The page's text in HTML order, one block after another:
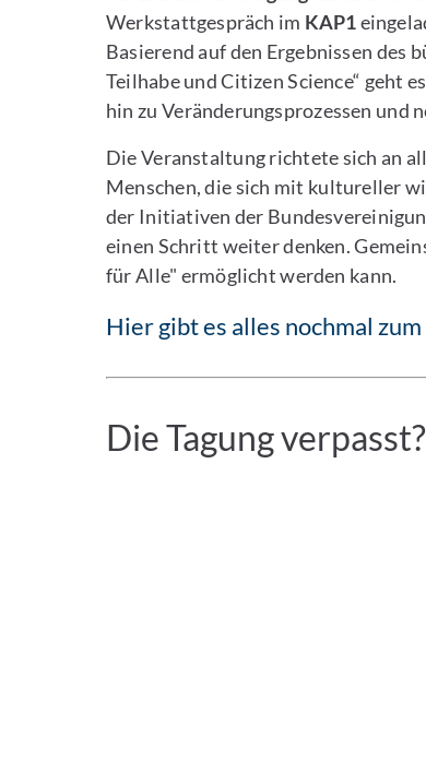
Werkstattgespräch im KAP1
Basierend auf den Ergebnissen
Teilhabe und Citizen Science“ geht
hin zu Veränderungsprozessen und
Die Veranstaltung richtete sich an
Menschen, die sich mit kultureller
der Initiativen der
einen Schritt weiter denken.
für Alle" ermöglicht werden kann.
Hier gibt es alles nochmal
Die Tagung